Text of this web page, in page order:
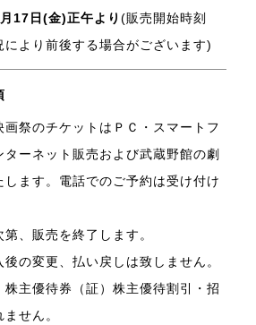
17日(金)正午より (販売開始時刻
により前後する場合がございます)
祭のチケットはＰＣ・スマートフ
ターネット販売および武蔵野館の劇
ます。電話でのご予約は受け付け
、販売を終了します。
の変更、払い戻しは致しません。
主優待券（証）株主優待割引・招
せん。